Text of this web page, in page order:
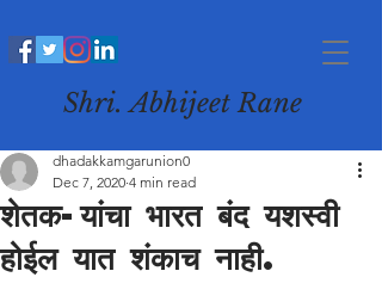
Shri. Abhijeet Rane
शेतक-यांचा भारत बंद यशस्वी
होईल यात शंकाच नाही.
dhadakkamgarunion0
Dec 7, 2020 4 min read